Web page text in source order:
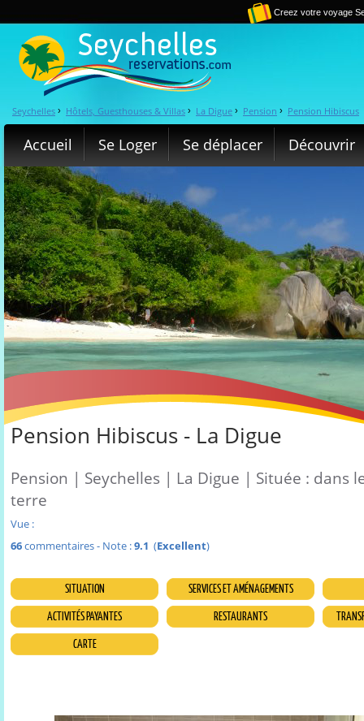
Creez votre voyage
Seychelles › Hôtels, Guesthouses & Villas › La Digue › Pension › Pension Hibiscus
Accueil Se Loger Se déplacer Découvrir
Pension Hibiscus - La Digue
Pension | Seychelles | La Digue | Située : dans
terre
Vue :
66commentaires - Note :9.1 (Excellent)
SITUATION
SERVICES ET AMÉNAGEMENTS
ACTIVITÉS PAYANTES
RESTAURANTS
CARTE